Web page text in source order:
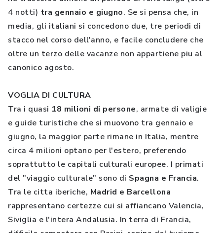
4 notti) tra gennaio e giugno. Se si pensa che, in
media, gli italiani si concedono due, tre periodi di
stacco nel corso dell'anno, e facile concludere che
oltre un terzo delle vacanze non appartiene piu al
canonico agosto.
VOGLIA DI CULTURA
Tra i quasi 18 milioni di persone, armate di valigie
e guide turistiche che si muovono tra gennaio e
giugno, la maggior parte rimane in Italia, mentre
circa 4 milioni optano per l'estero, preferendo
soprattutto le capitali culturali europee. I primati
del "viaggio culturale" sono di Spagna e Francia.
Tra le citta iberiche, Madrid e Barcellona
rappresentano certezze cui si affiancano Valencia,
Siviglia e l'intera Andalusia. In terra di Francia,